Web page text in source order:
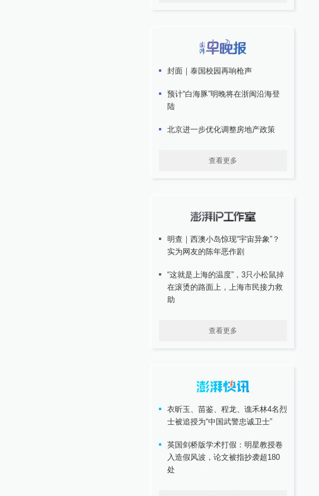
封面｜泰国校园再响枪声
预计“白海豚”明晚将在浙闽沿海登
陆
北京进一步优化调整房地产政策
查看更多
明查｜西澳小岛惊现“宇宙异象”？
实为网友的陈年恶作剧
“这就是上海的温度”，3只小松鼠掉
在滚烫的路面上，上海市民接力救
助
查看更多
衣昕玉、苗鉴、程龙、谯禾林4名烈
士被追授为“中国武警忠诚卫士”
英国剑桥版学术打假：明星教授卷
入造假风波，论文被指抄袭超180
处